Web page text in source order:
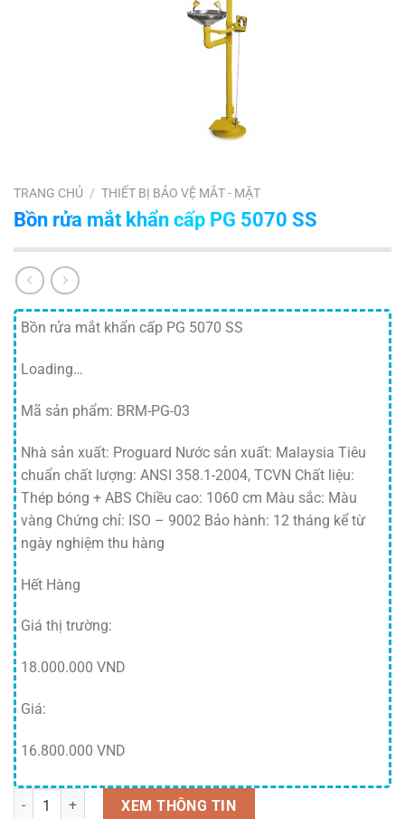
TRANG CHỦ / THIẾT BỊ BẢO VỆ MẮT - MẶT
Bồn rửa mắt khẩn cấp PG 5070 SS
Bồn rửa mắt khẩn cấp PG 5070 SS
Loading…
Mã sản phẩm: BRM-PG-03
Nhà sản xuất: Proguard Nước sản xuất: Malaysia Tiêu
chuẩn chất lượng: ANSI 358.1-2004, TCVN Chất liệu:
Thép bóng + ABS Chiều cao: 1060 cm Màu sắc: Màu
vàng Chứng chỉ: ISO – 9002 Bảo hành: 12 tháng kể từ
ngày nghiệm thu hàng
Hết Hàng
Giá thị trường:
18.000.000 VND
Giá:
16.800.000 VND
Bồn rửa mắt khẩn cấp PG 5070 SS số lượng
XEM THÔNG TIN